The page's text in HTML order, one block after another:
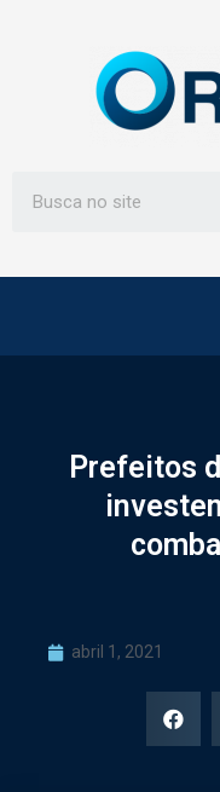
Prefeitos
abril 1, 2021